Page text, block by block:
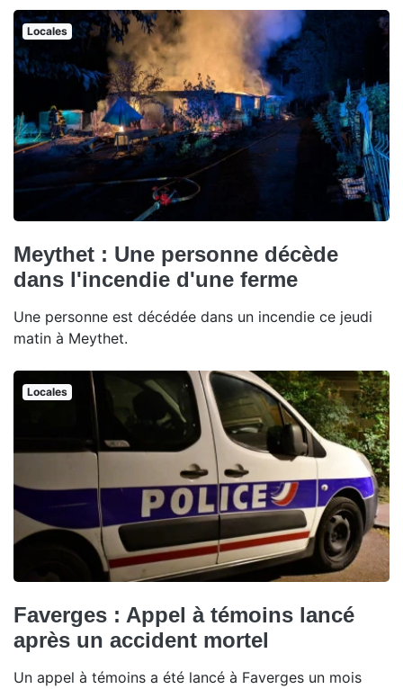
Locales
Meythet : Une personne décède
dans l'incendie d'une ferme
Une personne est décédée dans un incendie ce jeudi
matin à Meythet.
Locales
Faverges : Appel à témoins lancé
après un accident mortel
Un appel à témoins a été lancé à Faverges un mois